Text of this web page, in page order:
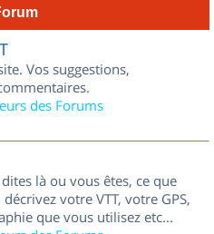
Vos suggestions,
des Forums
là ou vous êtes, ce que
votre VTT, votre GPS,
que vous utilisez etc...